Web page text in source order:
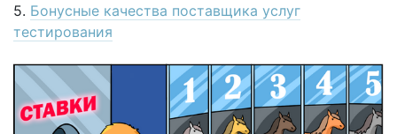
Бонусные качества поставщика услуг
тестирования